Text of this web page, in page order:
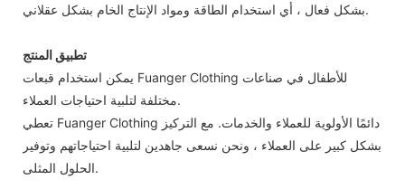
بشكل فعال ، أي استخدام الطاقة ومواد الإنتاج الخام بشكل عقلاني.
تطبيق المنتج
يمكن استخدام قبعات Fuanger Clothing للأطفال في صناعات
مختلفة لتلبية احتياجات العملاء.
تعطي Fuanger Clothing دائمًا الأولوية للعملاء والخدمات. مع التركيز
بشكل كبير على العملاء ، ونحن نسعى جاهدين لتلبية احتياجاتهم وتوفير
الحلول المثلى.